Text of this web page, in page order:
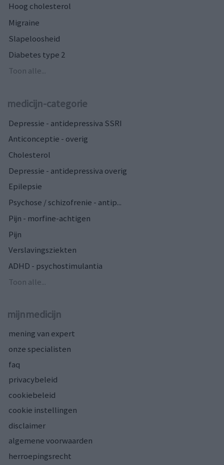
Hoog cholesterol
Migraine
Slapeloosheid
Diabetes type 2
Toon alle...
medicijn-categorie
Depressie - antidepressiva SSRI
Anticonceptie - overig
Cholesterol
Depressie - antidepressiva overig
Epilepsie
Psychose / schizofrenie - antip...
Pijn - morfine-achtigen
Pijn
Verslavingsziekten
ADHD - psychostimulantia
Toon alle...
mijnmedicijn
mening van expert
onze specialisten
faq
privacybeleid
cookiebeleid
cookie instellingen
disclaimer
algemene voorwaarden
herroepingsrecht